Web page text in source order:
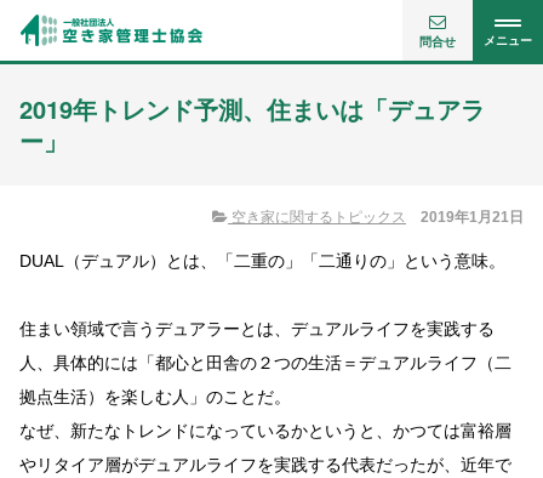
メニュー
問合せ
2019年トレンド予測、住まいは「デュアラ
ー」
空き家に関するトピックス 2019年1月21日
DUAL（デュアル）とは、「二重の」「二通りの」という意味。
住まい領域で言うデュアラーとは、デュアルライフを実践する
人、具体的には「都心と田舎の２つの生活＝デュアルライフ（二
拠点生活）を楽しむ人」のことだ。
なぜ、新たなトレンドになっているかというと、かつては富裕層
やリタイア層がデュアルライフを実践する代表だったが、近年で